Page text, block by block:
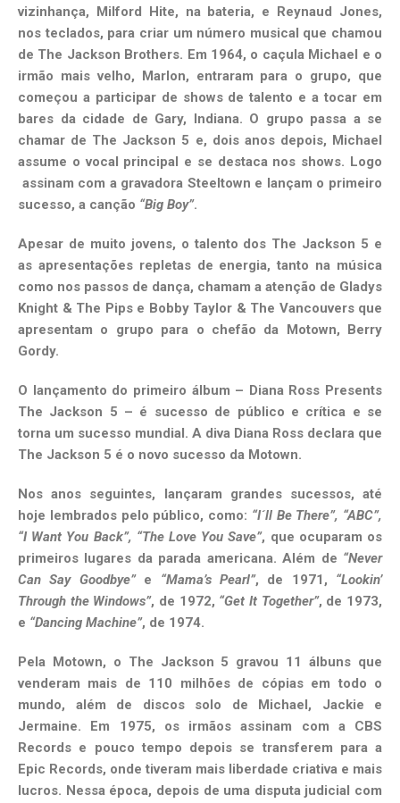
vizinhança, Milford Hite, na bateria, e Reynaud Jones,
nos teclados, para criar um número musical que chamou
de The Jackson Brothers. Em 1964, o caçula Michael e o
irmão mais velho, Marlon, entraram para o grupo, que
começou a participar de shows de talento e a tocar em
bares da cidade de Gary, Indiana. O grupo passa a se
chamar de The Jackson 5 e, dois anos depois, Michael
assume o vocal principal e se destaca nos shows. Logo
assinam com a gravadora Steeltown e lançam o primeiro
sucesso, a canção “Big Boy”.
Apesar de muito jovens, o talento dos The Jackson 5 e
as apresentações repletas de energia, tanto na música
como nos passos de dança, chamam a atenção de Gladys
Knight & The Pips e Bobby Taylor & The Vancouvers que
apresentam o grupo para o chefão da Motown, Berry
Gordy.
O lançamento do primeiro álbum – Diana Ross Presents
The Jackson 5 – é sucesso de público e crítica e se
torna um sucesso mundial. A diva Diana Ross declara que
The Jackson 5 é o novo sucesso da Motown.
Nos anos seguintes, lançaram grandes sucessos, até
hoje lembrados pelo público, como: “I´ll Be There”, “ABC”,
“I Want You Back”, “The Love You Save”, que ocuparam os
primeiros lugares da parada americana. Além de “Never
Can Say Goodbye”e “Mama’s Pearl”, de 1971, “Lookin’
Through the Windows”, de 1972, “Get It Together”, de 1973,
e “Dancing Machine”, de 1974.
Pela Motown, o The Jackson 5 gravou 11 álbuns que
venderam mais de 110 milhões de cópias em todo o
mundo, além de discos solo de Michael, Jackie e
Jermaine. Em 1975, os irmãos assinam com a CBS
Records e pouco tempo depois se transferem para a
Epic Records, onde tiveram mais liberdade criativa e mais
lucros. Nessa época, depois de uma disputa judicial com